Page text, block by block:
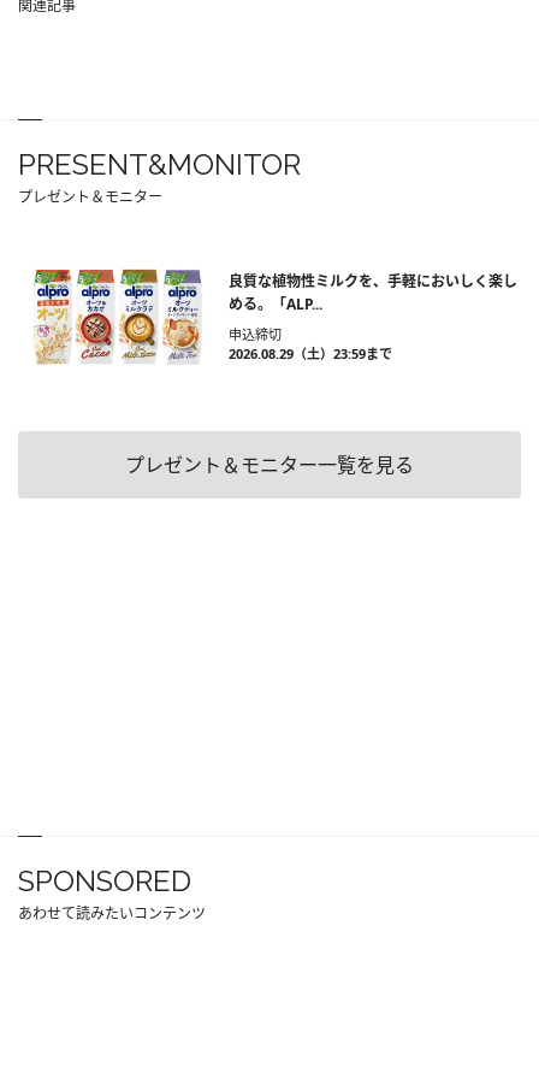
関連記事
PRESENT&MONITOR
プレゼント＆モニター
良質な植物性ミルクを、手軽においしく楽し
める。「ALP...
申込締切
2026.08.29（土）23:59まで
プレゼント＆モニター一覧を見る
SPONSORED
あわせて読みたいコンテンツ